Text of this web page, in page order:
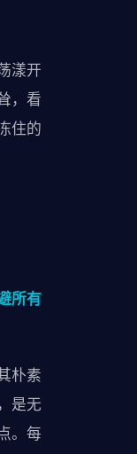
漾开
，看
住的
所有
朴素
是无
。每